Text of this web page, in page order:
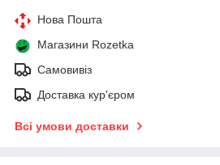
Нова Пошта
Магазини Rozetka
Самовивіз
Доставка кур'єром
Всі умови доставки